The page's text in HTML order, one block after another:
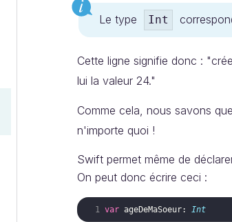
Le type Int
Cette ligne signifie donc :
lui la valeur 24."
Comme cela, nous savons
n'importe quoi !
Swift permet même de
On peut donc écrire ceci :
var ageDeMaSoeur: Int